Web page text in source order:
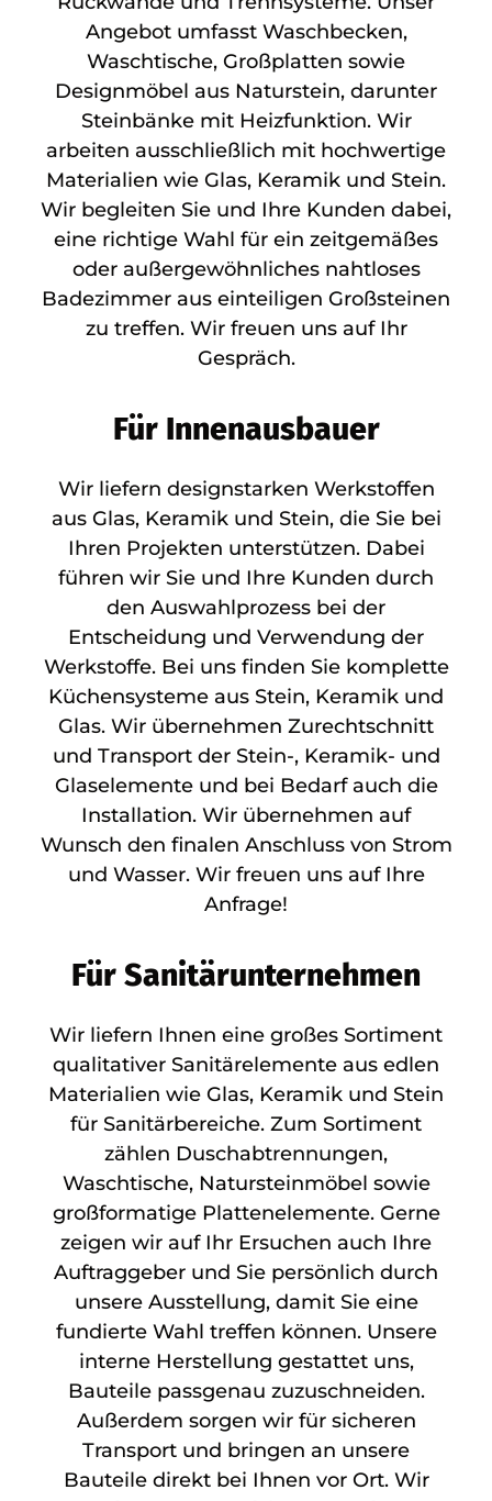
Angebot umfasst Waschbecken,
Waschtische, Großplatten sowie
Designmöbel aus Naturstein, darunter
Steinbänke mit Heizfunktion. Wir
arbeiten ausschließlich mit hochwertige
Materialien wie Glas, Keramik und Stein.
Wir begleiten Sie und Ihre Kunden dabei,
eine richtige Wahl für ein zeitgemäßes
oder außergewöhnliches nahtloses
Badezimmer aus einteiligen Großsteinen
zu treffen. Wir freuen uns auf Ihr
Gespräch.
Für Innenausbauer
Wir liefern designstarken Werkstoffen
aus Glas, Keramik und Stein, die Sie bei
Ihren Projekten unterstützen. Dabei
führen wir Sie und Ihre Kunden durch
den Auswahlprozess bei der
Entscheidung und Verwendung der
Werkstoffe. Bei uns finden Sie komplette
Küchensysteme aus Stein, Keramik und
Glas. Wir übernehmen Zurechtschnitt
und Transport der Stein-, Keramik- und
Glaselemente und bei Bedarf auch die
Installation. Wir übernehmen auf
Wunsch den finalen Anschluss von Strom
und Wasser. Wir freuen uns auf Ihre
Anfrage!
Für Sanitärunternehmen
Wir liefern Ihnen eine großes Sortiment
qualitativer Sanitärelemente aus edlen
Materialien wie Glas, Keramik und Stein
für Sanitärbereiche. Zum Sortiment
zählen Duschabtrennungen,
Waschtische, Natursteinmöbel sowie
großformatige Plattenelemente. Gerne
zeigen wir auf Ihr Ersuchen auch Ihre
Auftraggeber und Sie persönlich durch
unsere Ausstellung, damit Sie eine
fundierte Wahl treffen können. Unsere
interne Herstellung gestattet uns,
Bauteile passgenau zuzuschneiden.
Außerdem sorgen wir für sicheren
Transport und bringen an unsere
Bauteile direkt bei Ihnen vor Ort. Wir